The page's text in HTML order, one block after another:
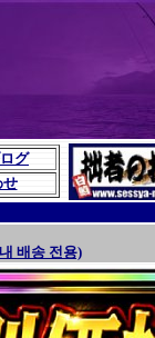
グ
せ
배송 전용)